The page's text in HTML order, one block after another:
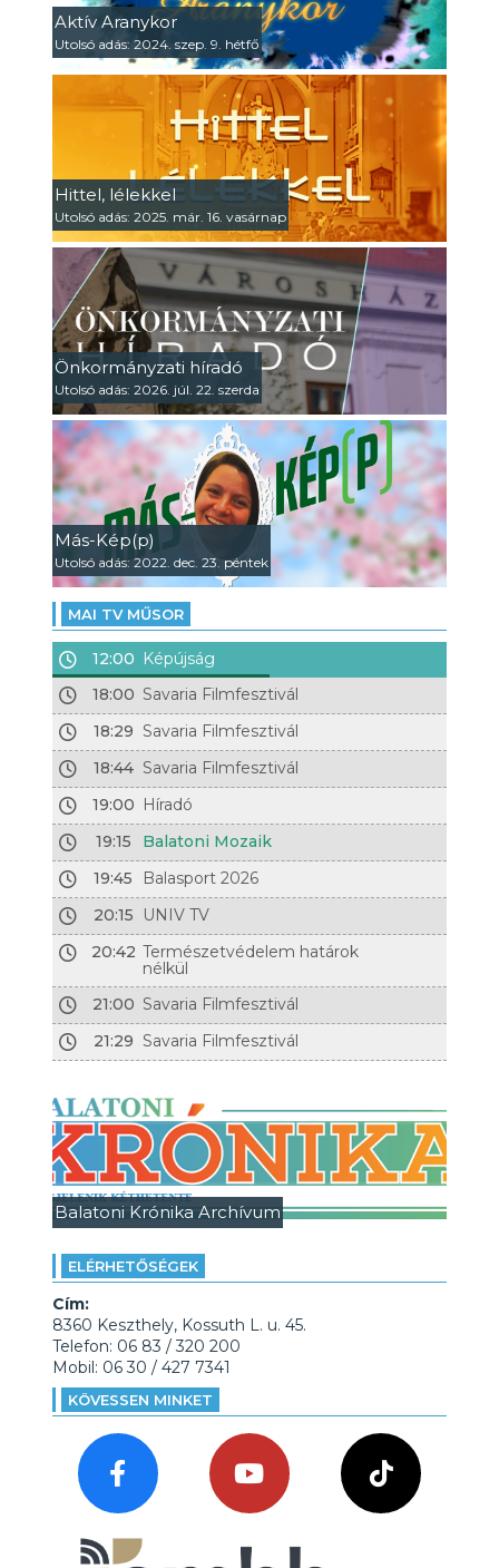
Aktív Aranykor
Utolsó adás: 2024. szep. 9. hétfő
Hittel, lélekkel
Utolsó adás: 2025. már. 16. vasárnap
Önkormányzati híradó
Utolsó adás: 2026. júl. 22. szerda
Más-Kép(p)
Utolsó adás: 2022. dec. 23. péntek
MAI TV MŰSOR
12:00 Képújság
18:00 Savaria Filmfesztivál
18:29 Savaria Filmfesztivál
18:44 Savaria Filmfesztivál
19:00 Híradó
19:15
Balatoni Mozaik
19:45
Balasport 2026
20:15
UNIV TV
20:42 Természetvédelem határok
nélkül
21:00 Savaria Filmfesztivál
21:29 Savaria Filmfesztivál
Balatoni Krónika Archívum
ELÉRHETŐSÉGEK
Cím:
8360 Keszthely, Kossuth L. u. 45.
Telefon: 06 83 / 320 200
Mobil: 06 30 / 427 7341
KÖVESSEN MINKET